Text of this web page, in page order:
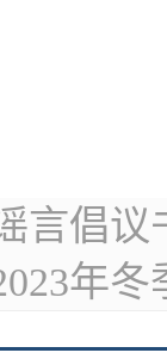
言倡议
年